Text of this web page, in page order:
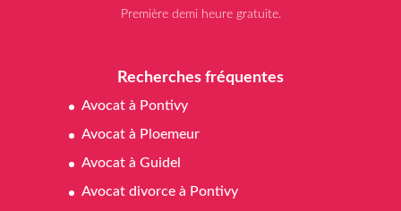
Première demi heure gratuite.
Recherches fréquentes
Avocat à Pontivy
Avocat à Ploemeur
Avocat à Guidel
Avocat divorce à Pontivy